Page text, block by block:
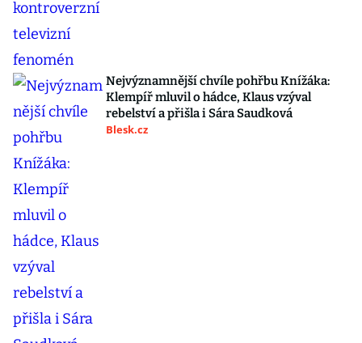
Nejvýznamnější chvíle pohřbu Knížáka:
Klempíř mluvil o hádce, Klaus vzýval
rebelství a přišla i Sára Saudková
Blesk.cz